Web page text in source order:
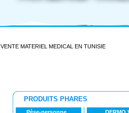
VENTE MATERIEL MEDICAL EN TUNISIE
PRODUITS PHARES
Pèse-personne... DERMO